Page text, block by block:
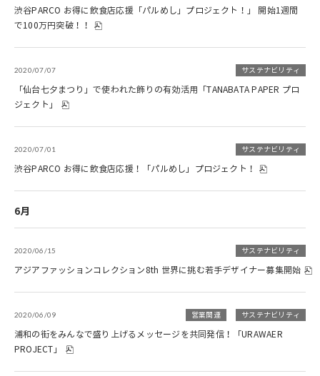
渋谷PARCO お得に飲食店応援「パルめし」プロジェクト！」 開始1週間
で100万円突破！！
2020/07/07 サステナビリティ
「仙台七夕まつり」で使われた飾りの有効活用「TANABATA PAPER プロ
ジェクト」
2020/07/01 サステナビリティ
渋谷PARCO お得に飲食店応援！「パルめし」プロジェクト！
6月
2020/06/15 サステナビリティ
アジアファッションコレクション8th 世界に挑む若手デザイナー募集開始
2020/06/09 営業関連 サステナビリティ
浦和の街をみんなで盛り上げるメッセージを共同発信！「URAWAER
PROJECT」